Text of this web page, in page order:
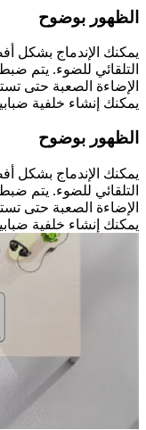
الظهور بوضوح
يمكنك الإندماج بشكل
الإضاءة الصعبة حتى
يمكنك إنشاء خلفية
الظهور بوضوح
يمكنك الإندماج بشكل
الإضاءة الصعبة حتى
يمكنك إنشاء خلفية